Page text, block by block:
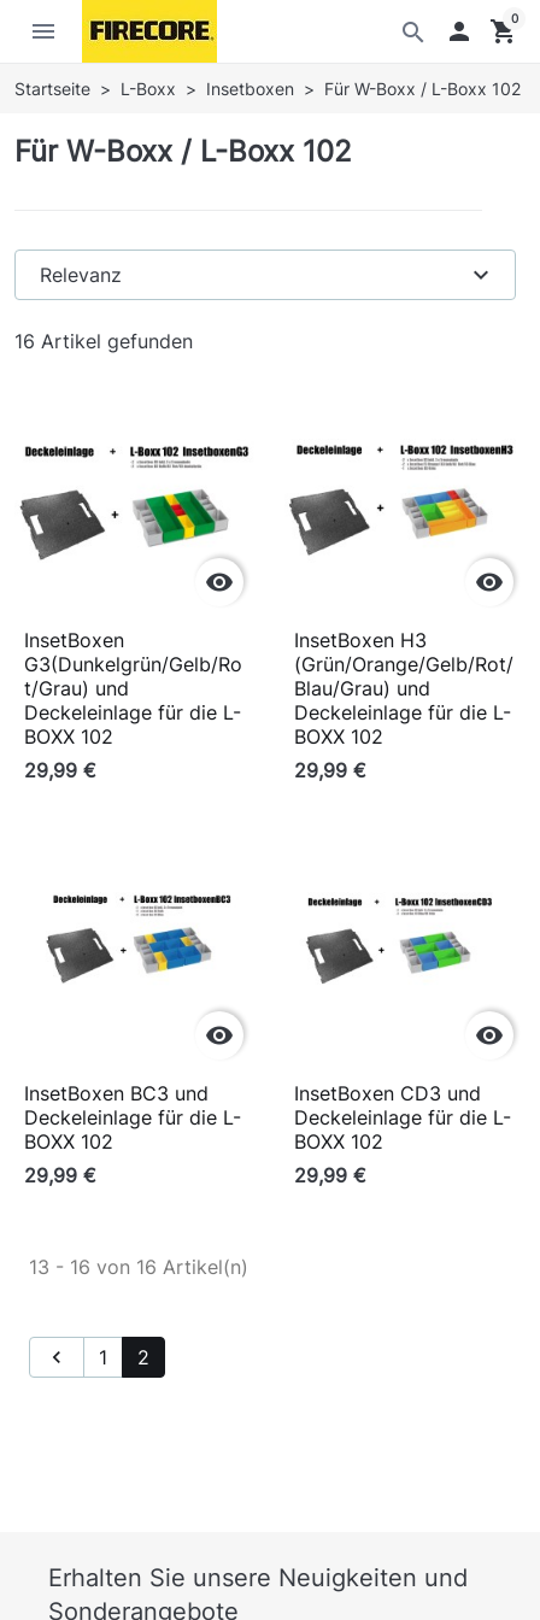
menu search  shopping_cart
0
Startseite L-Boxx Insetboxen Für W-Boxx / L-Boxx 102
Für W-Boxx / L-Boxx 102
16 Artikel gefunden
Relevanz expand_more

InsetBoxen
G3(Dunkelgrün/Gelb/Ro
t/Grau) und
Deckeleinlage für die L-
BOXX 102
29,99 €

InsetBoxen H3
(Grün/Orange/Gelb/Rot/
Blau/Grau) und
Deckeleinlage für die L-
BOXX 102
29,99 €

InsetBoxen BC3 und
Deckeleinlage für die L-
BOXX 102
29,99 €

InsetBoxen CD3 und
Deckeleinlage für die L-
BOXX 102
29,99 €
13 - 16 von 16 Artikel(n)
 1 2
Erhalten Sie unsere Neuigkeiten und
Sonderangebote